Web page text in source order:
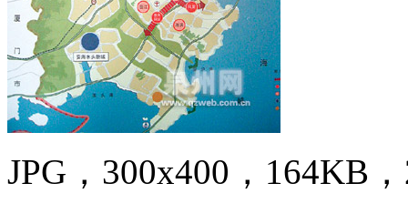
JPG，300x400，164KB